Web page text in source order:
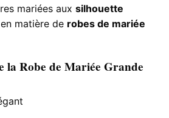
mariées aux silhouette
matière de robes de mariée
la Robe de Mariée Grande